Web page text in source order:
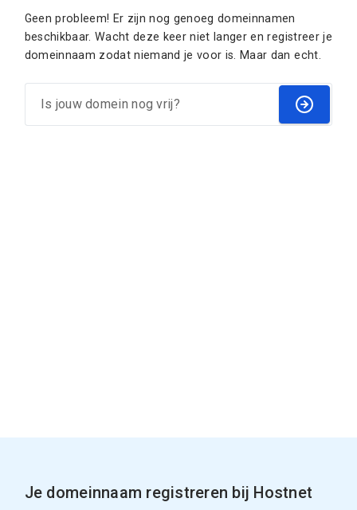
Geen probleem! Er zijn nog genoeg domeinnamen
beschikbaar. Wacht deze keer niet langer en registreer je
domeinnaam zodat niemand je voor is. Maar dan echt.
Je domeinnaam registreren bij Hostnet